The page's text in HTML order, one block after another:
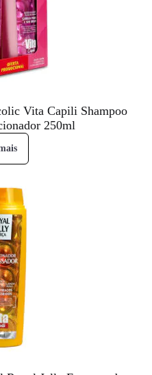
Vita Capili Shampoo
250ml